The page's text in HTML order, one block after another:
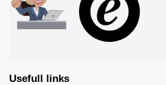
Usefull links